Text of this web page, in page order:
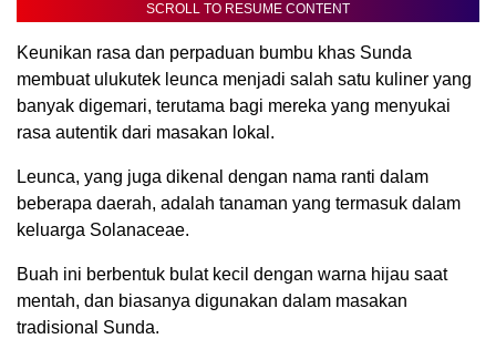
SCROLL TO RESUME CONTENT
Keunikan rasa dan perpaduan bumbu khas Sunda
membuat ulukutek leunca menjadi salah satu kuliner yang
banyak digemari, terutama bagi mereka yang menyukai
rasa autentik dari masakan lokal.
Leunca, yang juga dikenal dengan nama ranti dalam
beberapa daerah, adalah tanaman yang termasuk dalam
keluarga Solanaceae.
Buah ini berbentuk bulat kecil dengan warna hijau saat
mentah, dan biasanya digunakan dalam masakan
tradisional Sunda.